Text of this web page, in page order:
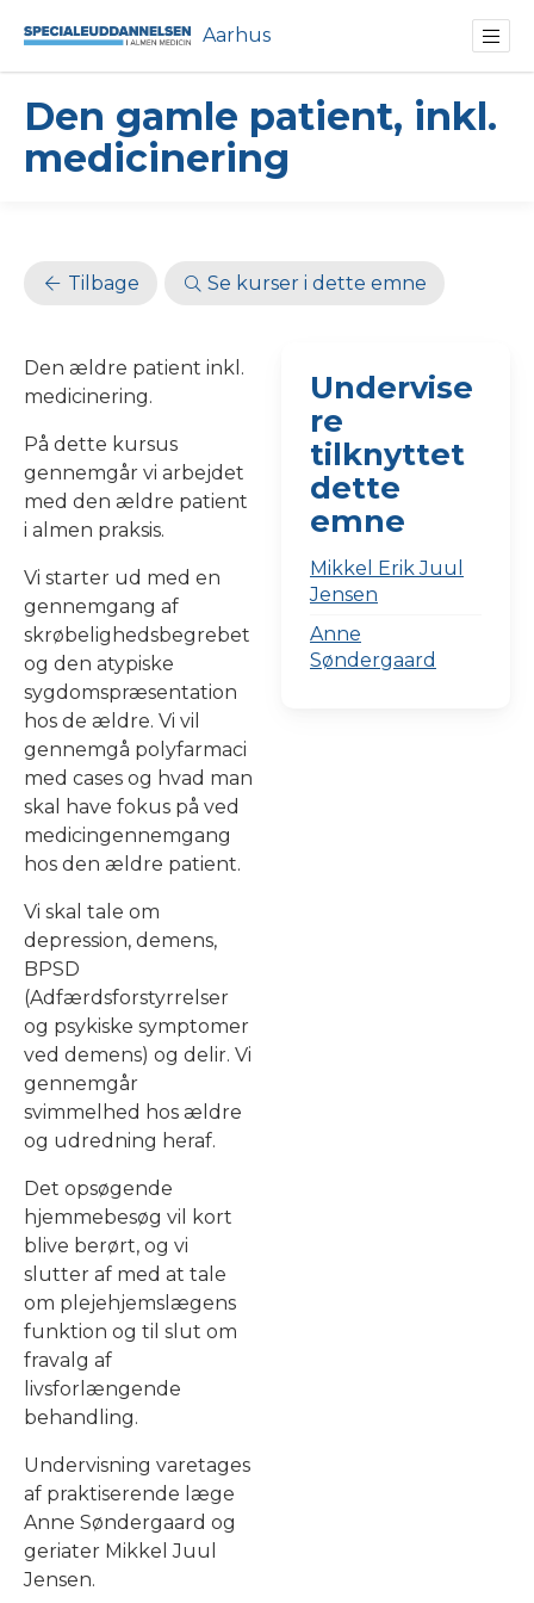
Aarhus
Den gamle patient, inkl.
medicinering
Tilbage Se kurser i dette emne
Den ældre patient inkl.
medicinering.
På dette kursus
gennemgår vi arbejdet
med den ældre patient
i almen praksis.
Vi starter ud med en
gennemgang af
skrøbelighedsbegrebet
og den atypiske
sygdomspræsentation
hos de ældre. Vi vil
gennemgå polyfarmaci
med cases og hvad man
skal have fokus på ved
medicingennemgang
hos den ældre patient.
Vi skal tale om
depression, demens,
BPSD
(Adfærdsforstyrrelser
og psykiske symptomer
ved demens) og delir. Vi
gennemgår
svimmelhed hos ældre
og udredning heraf.
Det opsøgende
hjemmebesøg vil kort
blive berørt, og vi
slutter af med at tale
om plejehjemslægens
funktion og til slut om
fravalg af
livsforlængende
behandling.
Undervisning varetages
af praktiserende læge
Anne Søndergaard og
geriater Mikkel Juul
Jensen.
Undervise
re
tilknyttet
dette
emne
Mikkel Erik Juul
Jensen
Anne
Søndergaard